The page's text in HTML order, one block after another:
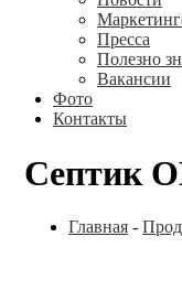
Пресса
Полезно
Вакансии
Фото
Контакты
Септик
Главная -